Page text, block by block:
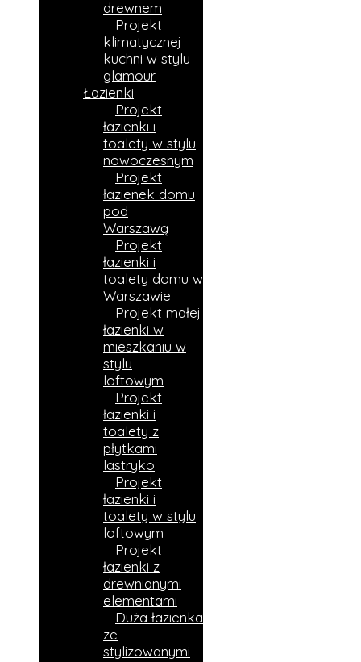
drewnem
Projekt
klimatycznej
kuchni w stylu
glamour
Łazienki
Projekt
łazienki i
toalety w stylu
nowoczesnym
Projekt
łazienek domu
pod
Warszawą
Projekt
łazienki i
toalety domu w
Warszawie
Projekt małej
łazienki w
mieszkaniu w
stylu
loftowym
Projekt
łazienki i
toalety z
płytkami
lastryko
Projekt
łazienki i
toalety w stylu
loftowym
Projekt
łazienki z
drewnianymi
elementami
Duża łazienka
ze
stylizowanymi